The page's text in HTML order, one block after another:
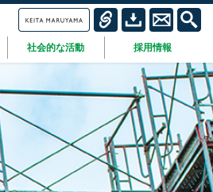
社会的な活動 採用情報